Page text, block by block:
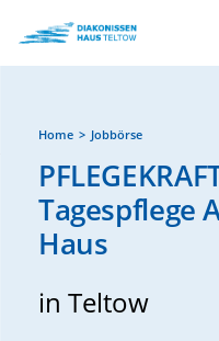
Home Jobbörse
Tagespflege
Haus
in Teltow